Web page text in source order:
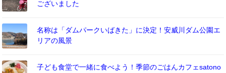
ございました
名称は「ダムパークいばきた」に決定！安威川ダム公園エ
リアの風景
子ども食堂で一緒に食べよう！季節のごはんカフェsatono